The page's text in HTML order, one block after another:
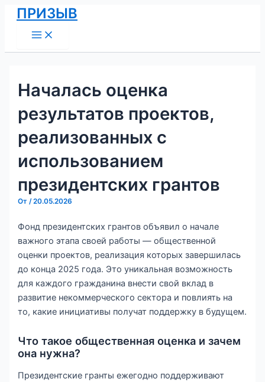
Перейти
содержимому
ПРИЗЫВ
Menu
Началась оценка
результатов проектов,
реализованных с
использованием
президентских грантов
От /20.05.2026
Фонд президентских грантов объявил о начале
важного этапа своей работы — общественной
оценки проектов, реализация которых завершилась
до конца 2025 года. Это уникальная возможность
для каждого гражданина внести свой вклад в
развитие некоммерческого сектора и повлиять на
то, какие инициативы получат поддержку в будущем.
Что такое общественная оценка и зачем
она нужна?
Президентские гранты ежегодно поддерживают
Навигация
по
записям